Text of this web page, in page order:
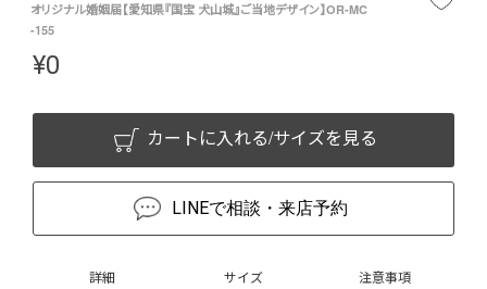
オリジナル婚姻届【愛知県『国宝 犬山城』ご当地デザイン】OR-MC
-155
¥0
カートに入れる/サイズを見る
LINEで相談・来店予約
詳細 サイズ 注意事項